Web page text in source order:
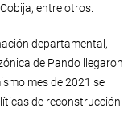
entre otros.
departamental,
de Pando llegaron
mes de 2021 se
de reconstrucción